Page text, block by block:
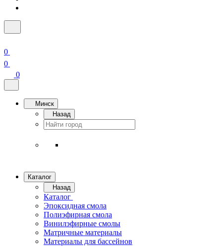
0
0
0
Минск
Назад
Каталог
Назад
Каталог
Эпоксидная смола
Полиэфирная смола
Винилэфирные смолы
Матричные материалы
Материалы для бассейнов